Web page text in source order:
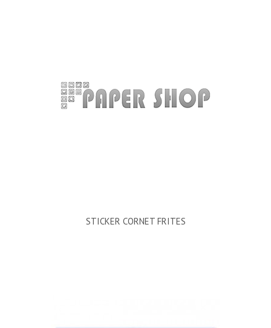
STICKER CORNET FRITES